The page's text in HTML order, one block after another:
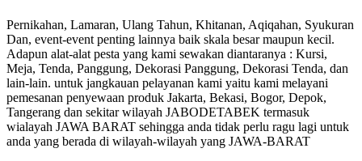
Pernikahan, Lamaran, Ulang Tahun, Khitanan, Aqiqahan, Syukuran
Dan, event-event penting lainnya baik skala besar maupun kecil.
Adapun alat-alat pesta yang kami sewakan diantaranya : Kursi,
Meja, Tenda, Panggung, Dekorasi Panggung, Dekorasi Tenda, dan
lain-lain. untuk jangkauan pelayanan kami yaitu kami melayani
pemesanan penyewaan produk Jakarta, Bekasi, Bogor, Depok,
Tangerang dan sekitar wilayah JABODETABEK termasuk
wialayah JAWA BARAT sehingga anda tidak perlu ragu lagi untuk
anda yang berada di wilayah-wilayah yang JAWA-BARAT